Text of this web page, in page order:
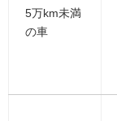
5万km未満
の車